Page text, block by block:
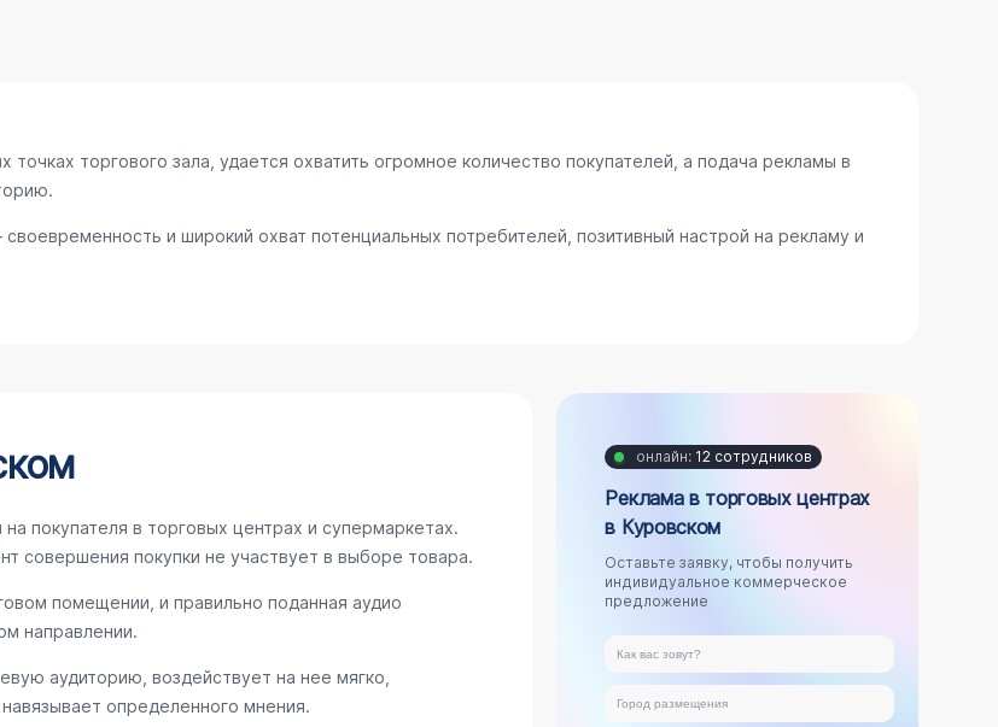
торгового зала, удается охватить огромное количество покупателей, а подача рекламы в
и широкий охват потенциальных потребителей, позитивный настрой на рекламу и
покупателя в торговых центрах и супермаркетах.
совершения покупки не участвует в выборе товара.
помещении, и правильно поданная аудио
направлении.
аудиторию, воздействует на нее мягко,
определенного мнения.
онлайн: 12 сотрудников
Реклама в торговых центрах
в Куровском
Оставьте заявку, чтобы получить
индивидуальное коммерческое
предложение